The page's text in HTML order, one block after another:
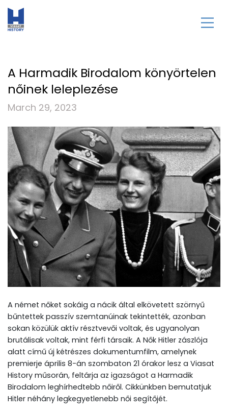
A Harmadik Birodalom könyörtelen
nőinek leleplezése
March 29, 2023
A német nőket sokáig a nácik által elkövetett szörnyű
bűntettek passzív szemtanúinak tekintették, azonban
sokan közülük aktív résztvevői voltak, és ugyanolyan
brutálisak voltak, mint férfi társaik. A Nők Hitler zászlója
alatt című új kétrészes dokumentumfilm, amelynek
premierje április 8-án szombaton 21 órakor lesz a Viasat
History műsorán, feltárja az igazságot a Harmadik
Birodalom leghírhedtebb nőiről. Cikkünkben bemutatjuk
Hitler néhány legkegyetlenebb női segítőjét.